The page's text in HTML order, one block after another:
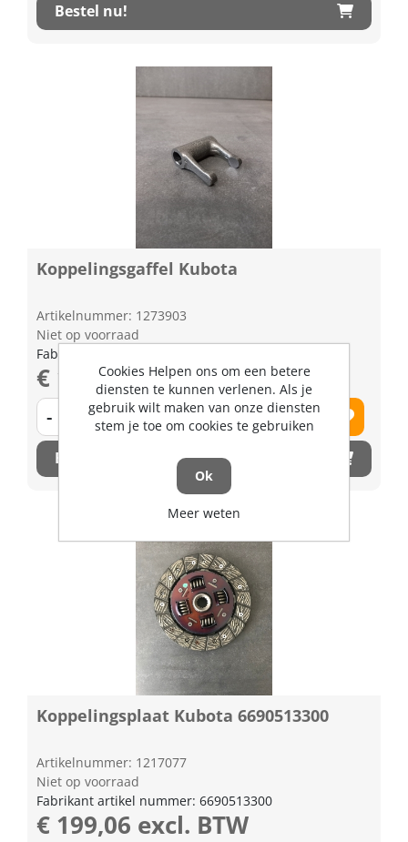
Bestel nu!
Koppelingsgaffel Kubota
Artikelnummer: 1273903
Niet op voorraad
Fabrikant artikel nummer: H666013350
€ 133,44 excl. BTW
- +
Bestel nu!
Koppelingsplaat Kubota 6690513300
Artikelnummer: 1217077
Niet op voorraad
Fabrikant artikel nummer: 6690513300
€ 199,06 excl. BTW
Cookies Helpen ons om een betere
diensten te kunnen verlenen. Als je
gebruik wilt maken van onze diensten
stem je toe om cookies te gebruiken
Ok
Meer weten